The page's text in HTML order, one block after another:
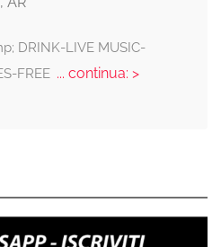
DRINK-LIVE MUSIC-
FREE... continua: >